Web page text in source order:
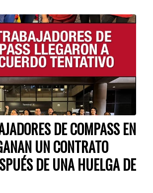
DE COMPASS EN
UN CONTRATO
DE UNA HUELGA DE